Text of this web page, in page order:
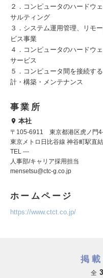
２．コンピュータのハードウ
サルティング
３．システム運用管理、リモ
ビス事業
４．コンピュータのハードウ
サービス
５．コンピュータ間を接続す
計・構築・メンテナンス
事業所
本社
〒105-6911 東京都港区虎ノ門
東京メトロ日比谷線 神谷町駅直結
TEL ---
人事部/キャリア採用担当
mensetsu@ctc-g.co.jp
ホームページ
https://www.ctct.co.jp/
掲
全